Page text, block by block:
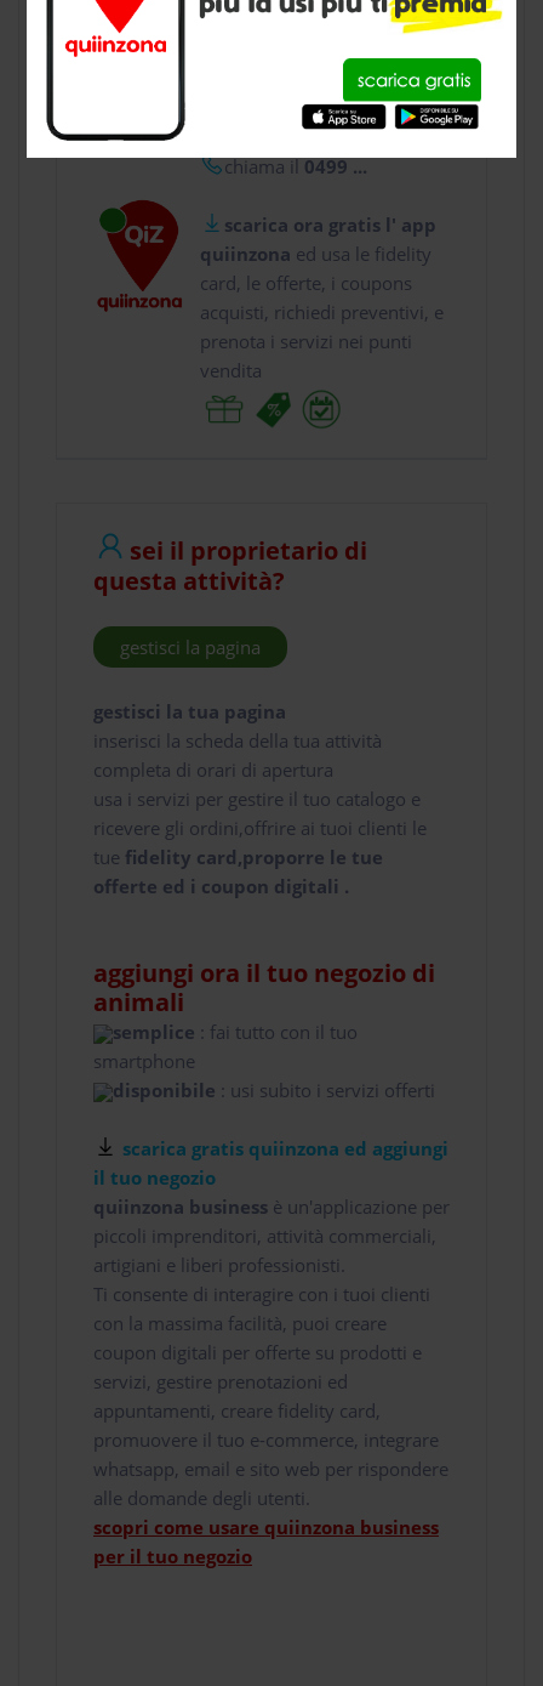
CONTATTI
usa gratis quiinzona e :
Via B. Cristofo...
chiama il 0499 ...
scarica ora gratis l' app
quiinzona ed usa le fidelity
card, le offerte, i coupons
acquisti, richiedi preventivi, e
prenota i servizi nei punti
vendita
sei il proprietario di
questa attività?
gestisci la pagina
gestisci la tua pagina
inserisci la scheda della tua attività
completa di orari di apertura
usa i servizi per gestire il tuo catalogo e
ricevere gli ordini,offrire ai tuoi clienti le
tue fidelity card,proporre le tue
offerte ed i coupon digitali .
aggiungi ora il tuo negozio di
animali
semplice : fai tutto con il tuo
smartphone
disponibile : usi subito i servizi offerti
scarica gratis quiinzona ed aggiungi
il tuo negozio
quiinzona business è un'applicazione per
piccoli imprenditori, attività commerciali,
artigiani e liberi professionisti.
Ti consente di interagire con i tuoi clienti
con la massima facilità, puoi creare
coupon digitali per offerte su prodotti e
servizi, gestire prenotazioni ed
appuntamenti, creare fidelity card,
promuovere il tuo e-commerce, integrare
whatsapp, email e sito web per rispondere
alle domande degli utenti.
scopri come usare quiinzona business
per il tuo negozio